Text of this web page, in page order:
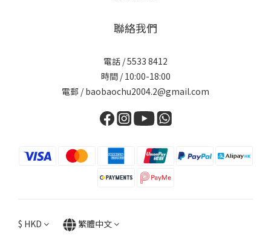
聯絡我們
電話 / 5533 8412
時間 / 10:00-18:00
電郵 / baobaochu2004.2@gmail.com
$ HKD 繁體中文